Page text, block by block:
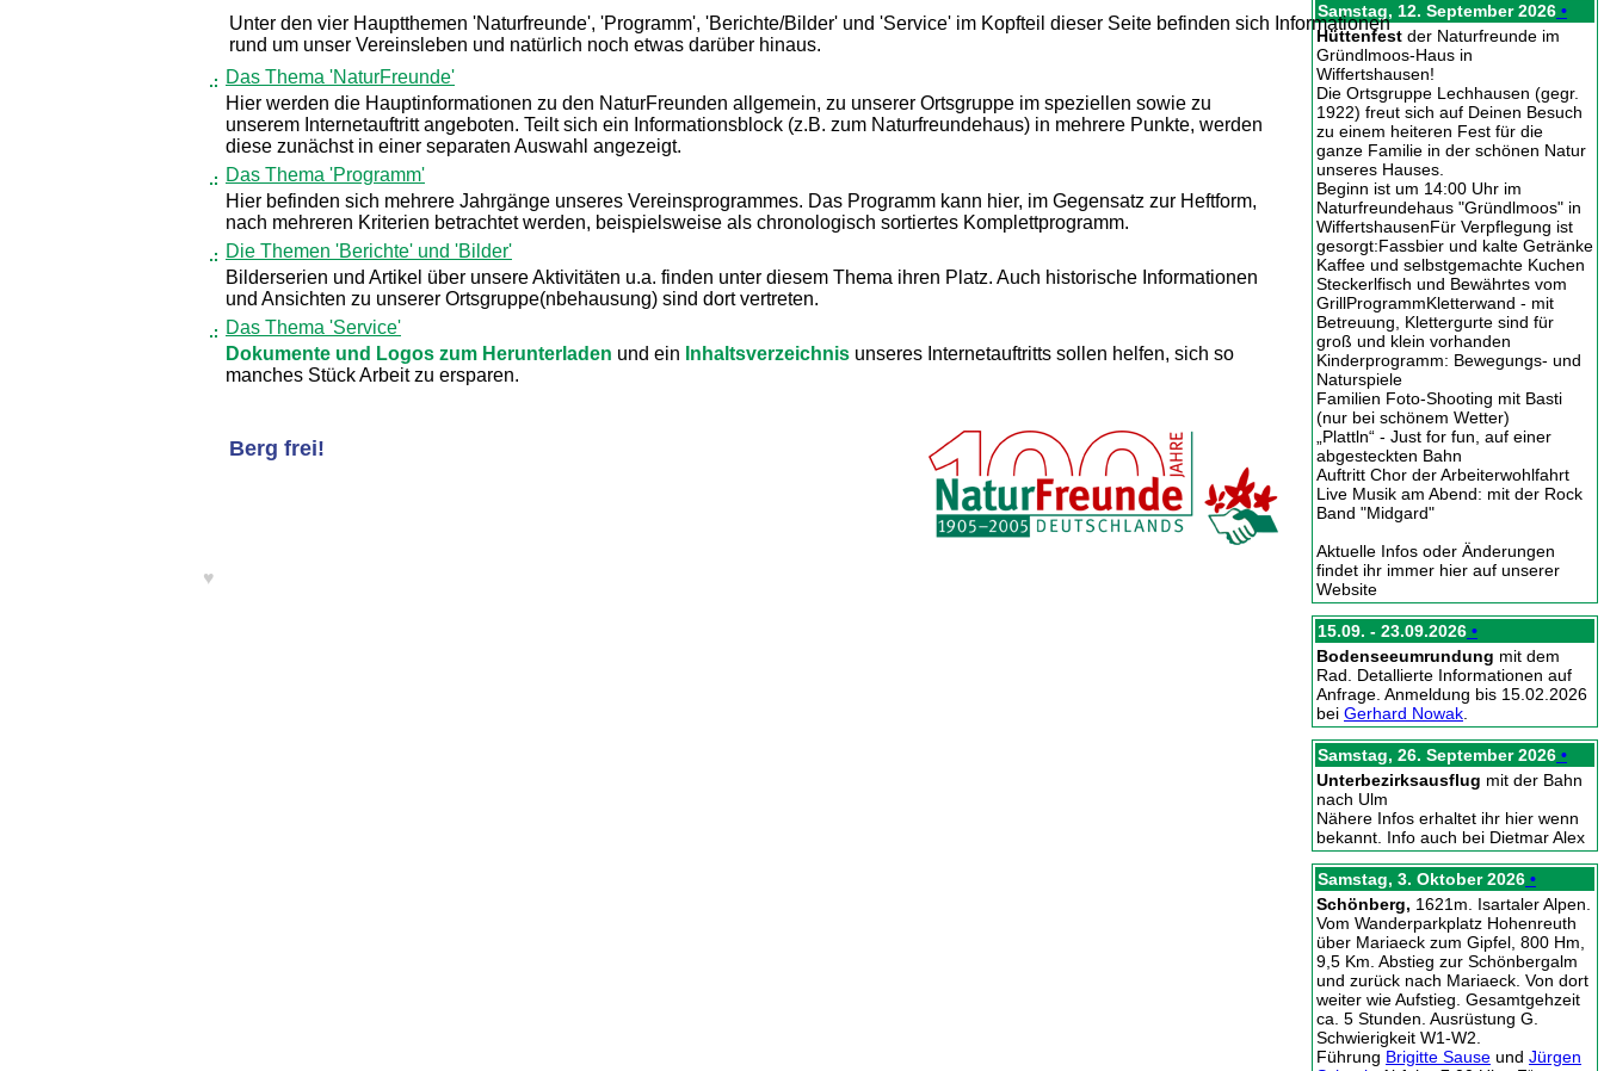
Samstag, 12. September 2026 •
Hüttenfest der Naturfreunde im
Gründlmoos-Haus in
Wiffertshausen!
Die Ortsgruppe Lechhausen (gegr.
1922) freut sich auf Deinen Besuch
zu einem heiteren Fest für die
ganze Familie in der schönen Natur
unseres Hauses.
Beginn ist um 14:00 Uhr im
Naturfreundehaus "Gründlmoos" in
WiffertshausenFür Verpflegung ist
gesorgt:Fassbier und kalte Getränke
Kaffee und selbstgemachte Kuchen
Steckerlfisch und Bewährtes vom
GrillProgrammKletterwand - mit
Betreuung, Klettergurte sind für
groß und klein vorhanden
Kinderprogramm: Bewegungs- und
Naturspiele
Familien Foto-Shooting mit Basti
(nur bei schönem Wetter)
„Plattln“ - Just for fun, auf einer
abgesteckten Bahn
Auftritt Chor der Arbeiterwohlfahrt
Live Musik am Abend: mit der Rock
Band "Midgard"
Aktuelle Infos oder Änderungen
findet ihr immer hier auf unserer
Website
15.09. - 23.09.2026 •
Bodenseeumrundung mit dem
Rad. Detallierte Informationen auf
Anfrage. Anmeldung bis 15.02.2026
bei Gerhard Nowak
Samstag, 26. September 2026 •
Unterbezirksausflug mit der Bahn
nach Ulm
Nähere Infos erhaltet ihr hier wenn
bekannt. Info auch bei Dietmar Alex
Samstag, 3. Oktober 2026 •
Schönberg, 1621m. Isartaler Alpen.
Vom Wanderparkplatz Hohenreuth
über Mariaeck zum Gipfel, 800 Hm,
9,5 Km. Abstieg zur Schönbergalm
und zurück nach Mariaeck. Von dort
weiter wie Aufstieg. Gesamtgehzeit
ca. 5 Stunden. Ausrüstung G.
Schwierigkeit W1-W2.
Führung Brigitte Sause und Jürgen
Unter den vier Hauptthemen 'Naturfreunde', 'Programm', 'Berichte/Bilder' und 'Service' im Kopfteil dieser Seite befinden sich Informationen
rund um unser Vereinsleben und natürlich noch etwas darüber hinaus.
Das Thema 'NaturFreunde'
Hier werden die Hauptinformationen zu den NaturFreunden allgemein, zu unserer Ortsgruppe im speziellen sowie zu
unserem Internetauftritt angeboten. Teilt sich ein Informationsblock (z.B. zum Naturfreundehaus) in mehrere Punkte, werden
diese zunächst in einer separaten Auswahl angezeigt.
Das Thema 'Programm'
Hier befinden sich mehrere Jahrgänge unseres Vereinsprogrammes. Das Programm kann hier, im Gegensatz zur Heftform,
nach mehreren Kriterien betrachtet werden, beispielsweise als chronologisch sortiertes Komplettprogramm.
Die Themen 'Berichte' und 'Bilder'
Bilderserien und Artikel über unsere Aktivitäten u.a. finden unter diesem Thema ihren Platz. Auch historische Informationen
und Ansichten zu unserer Ortsgruppe(nbehausung) sind dort vertreten.
Das Thema 'Service'
Dokumente und Logos zum Herunterladen und ein Inhaltsverzeichnis unseres Internetauftritts sollen helfen, sich so
manches Stück Arbeit zu ersparen.
Berg frei!
♥